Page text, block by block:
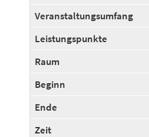
Veranstaltungsumfang
Leistungspunkte
Raum
Beginn
Ende
Zeit